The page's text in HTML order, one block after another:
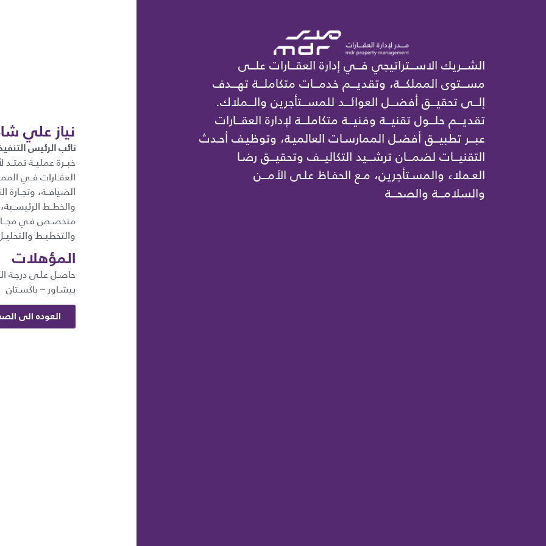
نياز علي
نائب الرئيس
العقــارات فــي
الضيافــة، وتجــارة
والخطــط
متخصـص فـي مجـــال
والتخطيــط
المؤهلات
حاصـل علـى درجـة
بيشـاور – باكسـتان
العوده الى
الشـــريك الاســـتراتيجي فـــي إدارة العقـــارات علـــى
مســـتوى المملكـــة، وتقديـــم خدمـــات متكاملـــة تهـــدف
إلـــى تحقيـــق أفضـــل العوائـــد للمســـتأجرين والـــملاك.
تقديـــم حلـــول تقنيـــة وفنيـــة متكاملـــة لإدارة العقـــارات
عبـــر تطبيـــق أفضـل الممارسـات العالميـة، وتوظيـف أحـدث
التقنيـــات لضمـــان ترشـــيد التكاليـــف وتحقيـــق رضـا
العـملاء والمسـتأجرين، مـع الحفـاظ علـى الأمـــن
والسلامـــة والصحـــة